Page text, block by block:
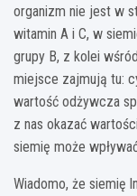
organizm nie jest w
witamin A i C, w
grupy B, z kolei
miejsce zajmują tu:
wartość odżywcza
z nas okazać
siemię może
Wiadomo, że siemię